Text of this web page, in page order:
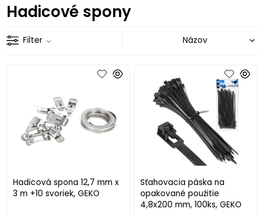
Hadicové spony
Filter
Hadicová spona 12,7 mm x
3 m +10 svoriek, GEKO
Sťahovacia páska na
opakované použitie
4,8x200 mm, 100ks, GEKO